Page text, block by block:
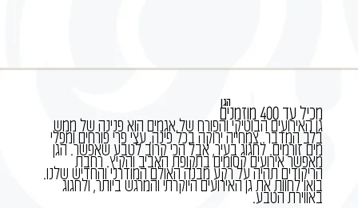
הגן מכיל עד 400 מוזמנים
גן האירועים הבוטיקי והפורח של אגמים הוא פנינה של ממש
בלב המדבר. צמחייה ירוקה בכל פינה, עצי פרי פורחים ומפלי
מים זורמים. לחגוג בעיר, אבל הכי קרוב לטבע שאפשר. הגן
מאפשר אירועים קסומים בתקופת האביב והקיץ. רחבת
הריקודים תהיה על רקע מבנה האולם המודרני והחדיש שלנו.
בואו לחוות את גן האירועים היוקרתי והמרגש ביותר, ולחגוג
באווירת הטבע.